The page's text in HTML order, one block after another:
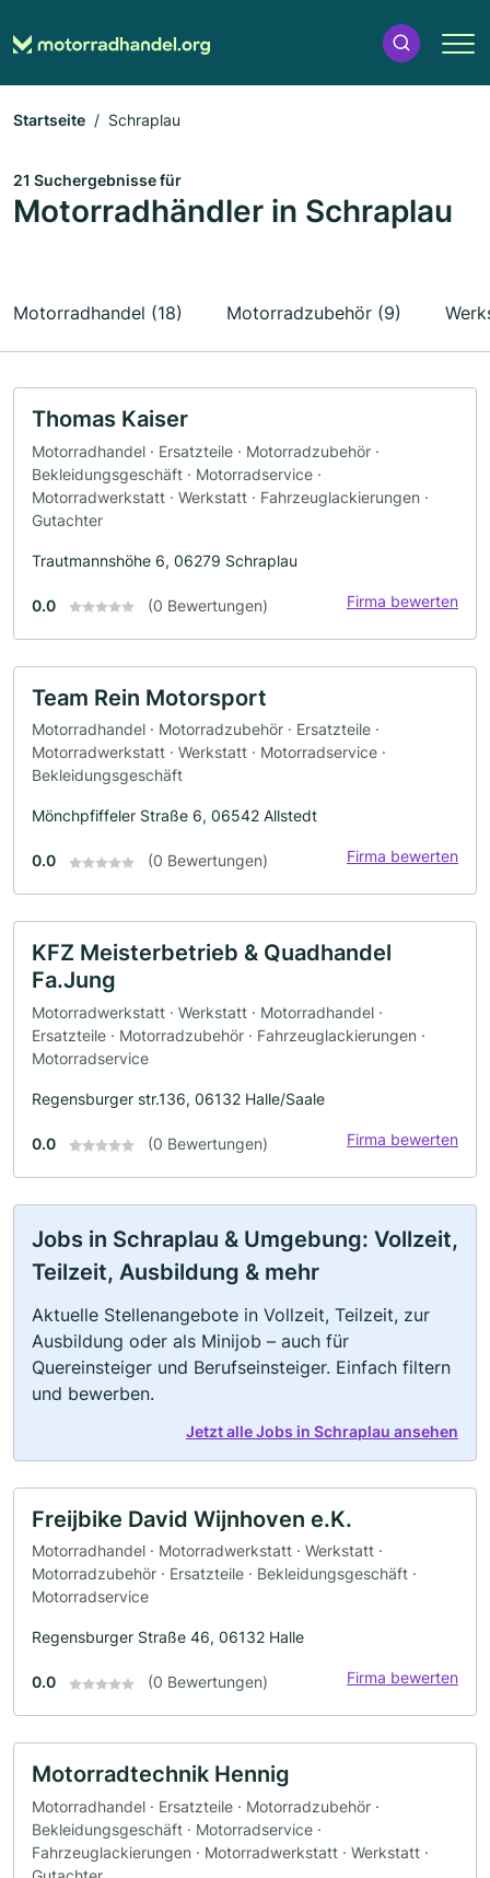
Startseite Schraplau
21 Suchergebnisse für
Motorradhändler in Schraplau
Motorradhandel (18) Motorradzubehör (9)
Thomas Kaiser
Motorradhandel · Ersatzteile · Motorradzubehör ·
Bekleidungsgeschäft · Motorradservice ·
Motorradwerkstatt · Werkstatt · Fahrzeuglackierungen ·
Gutachter
Trautmannshöhe 6, 06279 Schraplau
0.0 (0 Bewertungen) Firma bewerten
Team Rein Motorsport
Motorradhandel · Motorradzubehör · Ersatzteile ·
Motorradwerkstatt · Werkstatt · Motorradservice ·
Bekleidungsgeschäft
Mönchpfiffeler Straße 6, 06542 Allstedt
0.0 (0 Bewertungen) Firma bewerten
KFZ Meisterbetrieb & Quadhandel
Fa.Jung
Motorradwerkstatt · Werkstatt · Motorradhandel ·
Ersatzteile · Motorradzubehör · Fahrzeuglackierungen ·
Motorradservice
Regensburger str.136, 06132 Halle/Saale
0.0 (0 Bewertungen) Firma bewerten
Jobs in Schraplau & Umgebung: Vollzeit,
Teilzeit, Ausbildung & mehr
Aktuelle Stellenangebote in Vollzeit, Teilzeit, zur
Ausbildung oder als Minijob – auch für
Quereinsteiger und Berufseinsteiger. Einfach filtern
und bewerben.
Jetzt alle Jobs in Schraplau ansehen
Freijbike David Wijnhoven e.K.
Motorradhandel · Motorradwerkstatt · Werkstatt ·
Motorradzubehör · Ersatzteile · Bekleidungsgeschäft ·
Motorradservice
Regensburger Straße 46, 06132 Halle
0.0 (0 Bewertungen) Firma bewerten
Motorradtechnik Hennig
Motorradhandel · Ersatzteile · Motorradzubehör ·
Bekleidungsgeschäft · Motorradservice ·
Fahrzeuglackierungen · Motorradwerkstatt · Werkstatt ·